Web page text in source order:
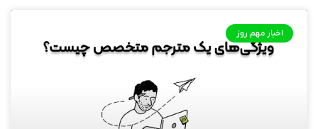
اخبار مهم روز